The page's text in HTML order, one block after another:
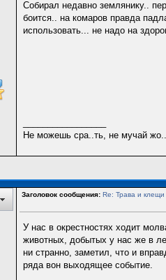
Собирал недавно землянику..
боится.. на комаров правда
использовать... не надо на
Не можешь сра..ть, не мучай
Заголовок сообщения: Re: Трава и клещи
У нас в окрестностях ходит
животных, добытых у нас же в
ни странно, заметил, что и
ряда вон выходящее событие.